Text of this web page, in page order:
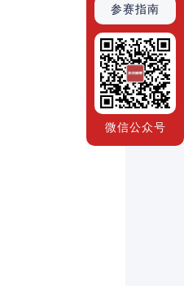
参赛指南
微信公众号